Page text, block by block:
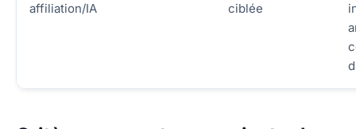
affiliation/IA
ciblée